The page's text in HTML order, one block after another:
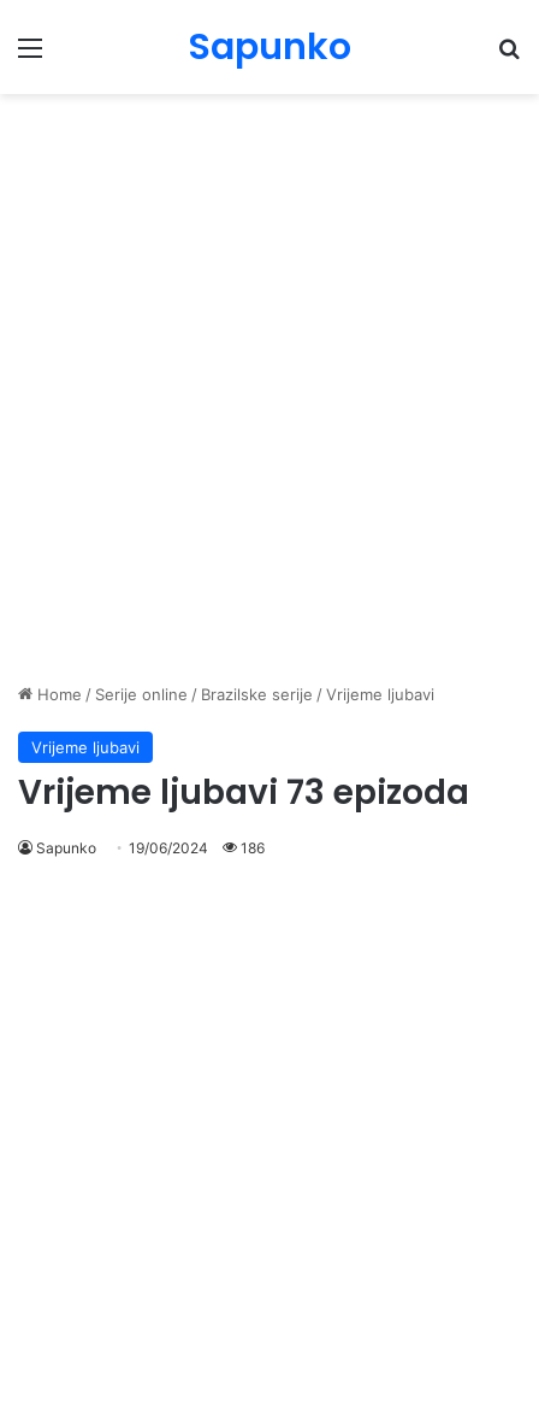
Menu Sapunko
Home / Serije online / Brazilske serije /Vrijeme ljubavi
Vrijeme ljubavi
Vrijeme ljubavi 73 epizoda
Sapunko 19/06/2024 186